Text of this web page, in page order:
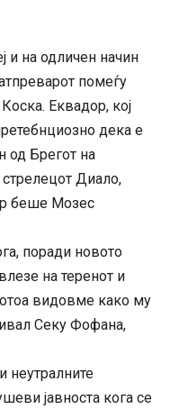
и на одличен начин
помеѓу
Еквадор, кој
дека е
од Брегот на
Диало,
беше Мозес
поради новото
на теренот и
видовме како му
Секу Фофана,
неутралните
јавноста кога се